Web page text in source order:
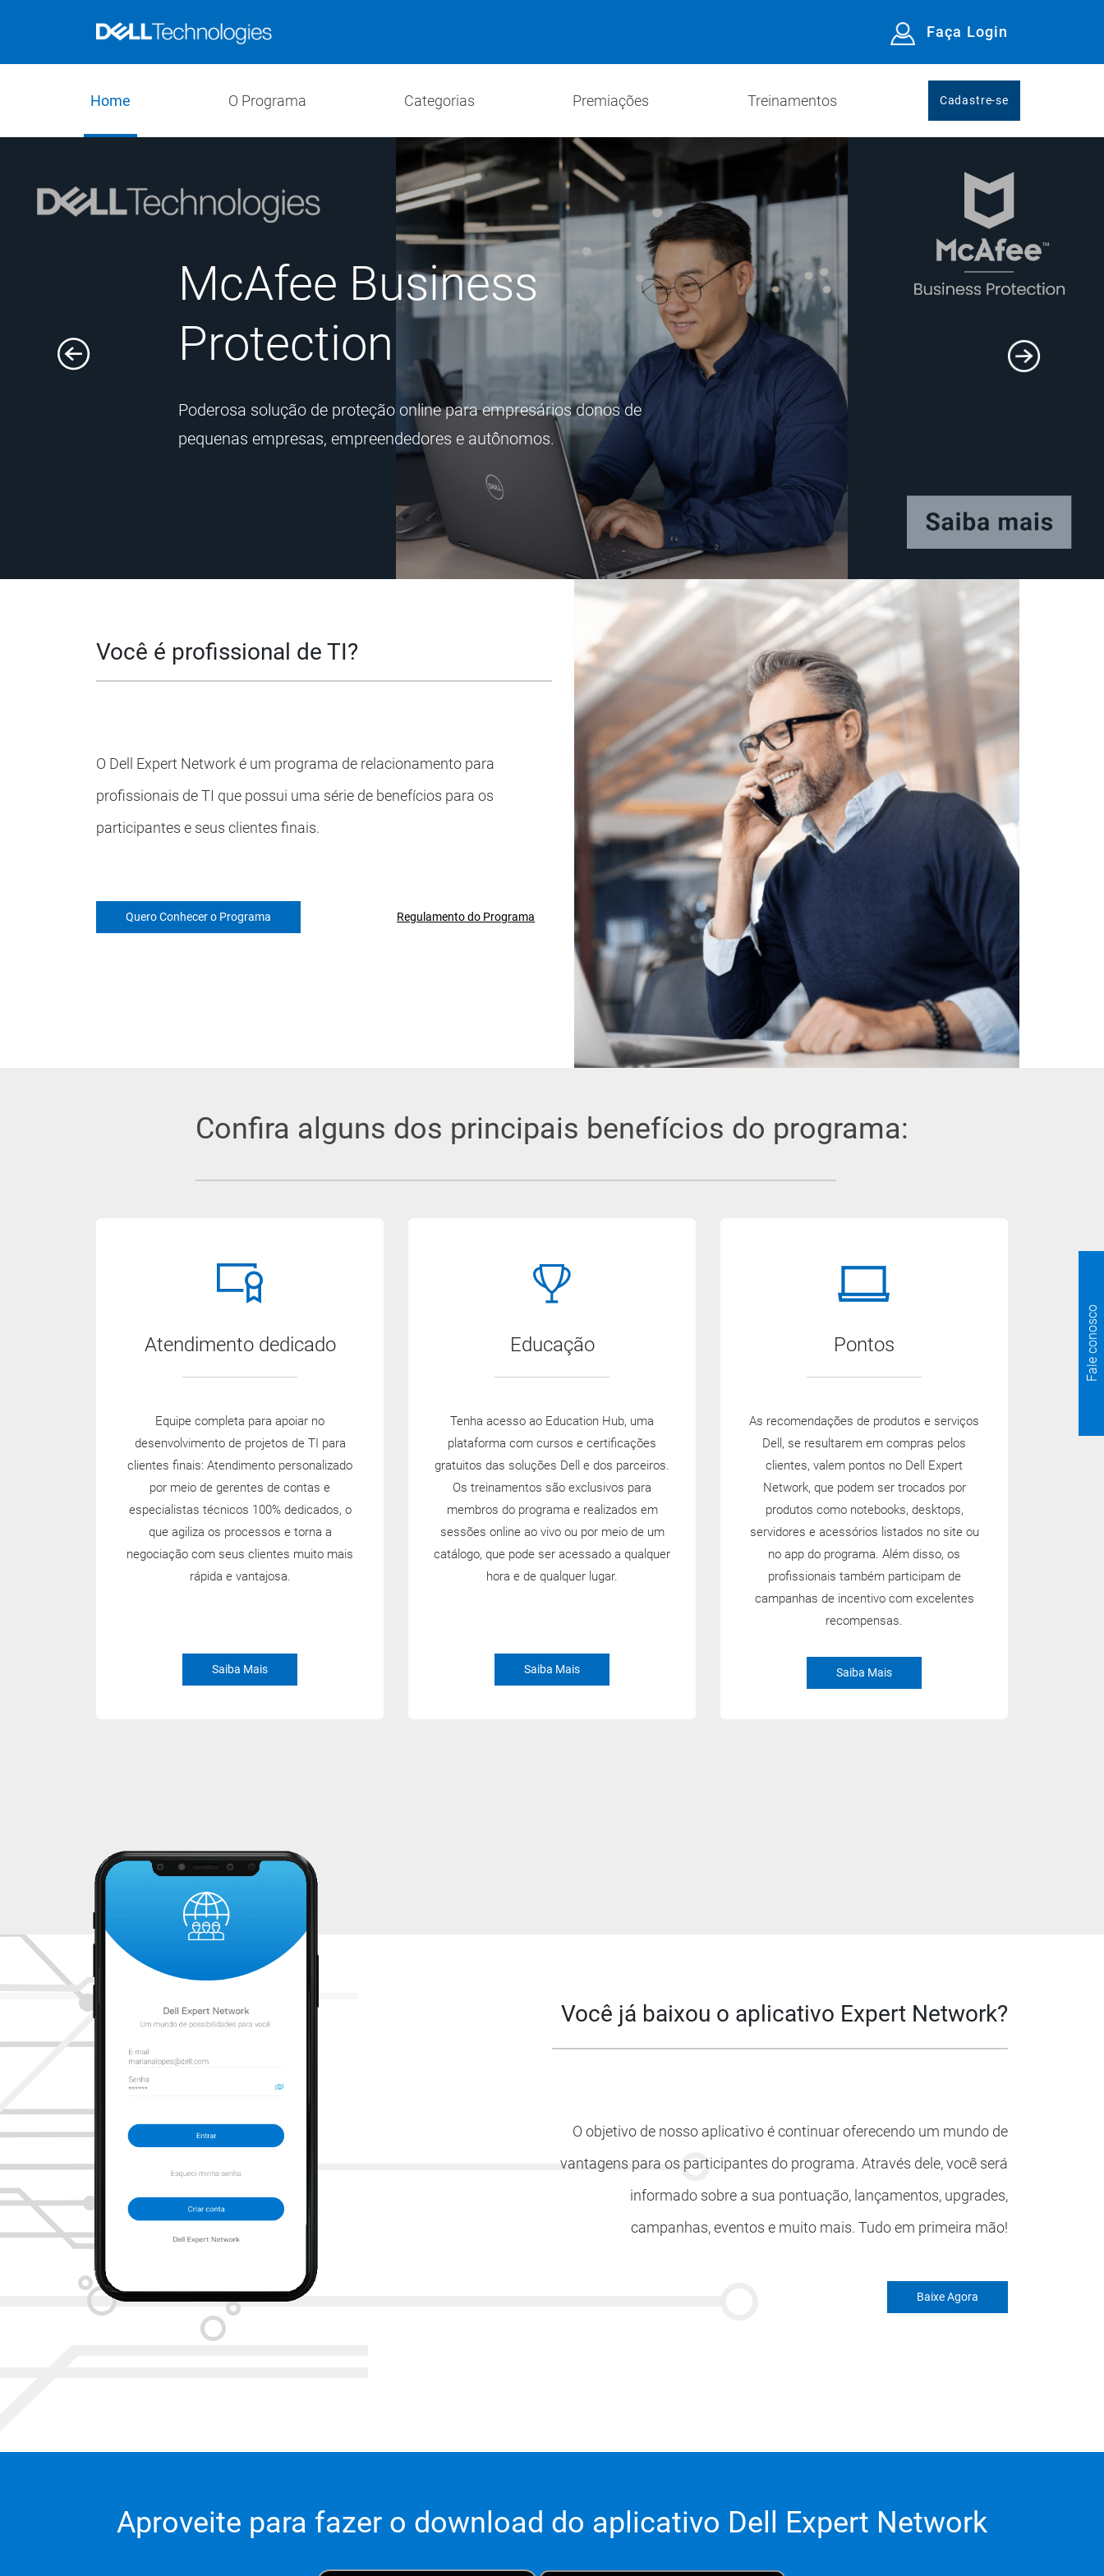
Faça Login
Home O Programa Categorias Premiações Treinamentos Cadastre-se
Fale conosco
McAfee Business
Protection
Poderosa solução de proteção online para empresários donos de
pequenas empresas, empreendedores e autônomos.
Você é profissional de TI?
O Dell Expert Network é um programa de relacionamento para
profissionais de TI que possui uma série de benefícios para os
participantes e seus clientes finais.
Quero Conhecer o Programa Regulamento do Programa
Confira alguns dos principais benefícios do programa:
Atendimento dedicado
Equipe completa para apoiar no
desenvolvimento de projetos de TI para
clientes finais: Atendimento personalizado
por meio de gerentes de contas e
especialistas técnicos 100% dedicados, o
que agiliza os processos e torna a
negociação com seus clientes muito mais
rápida e vantajosa.
Saiba Mais
Educação
Tenha acesso ao Education Hub, uma
plataforma com cursos e certificações
gratuitos das soluções Dell e dos parceiros.
Os treinamentos são exclusivos para
membros do programa e realizados em
sessões online ao vivo ou por meio de um
catálogo, que pode ser acessado a qualquer
hora e de qualquer lugar.
Saiba Mais
Pontos
As recomendações de produtos e serviços
Dell, se resultarem em compras pelos
clientes, valem pontos no Dell Expert
Network, que podem ser trocados por
produtos como notebooks, desktops,
servidores e acessórios listados no site ou
no app do programa. Além disso, os
profissionais também participam de
campanhas de incentivo com excelentes
recompensas.
Saiba Mais
Você já baixou o aplicativo Expert Network?
O objetivo de nosso aplicativo é continuar oferecendo um mundo de
vantagens para os participantes do programa. Através dele, você será
informado sobre a sua pontuação, lançamentos, upgrades,
campanhas, eventos e muito mais. Tudo em primeira mão!
Baixe Agora
Aproveite para fazer o download do aplicativo Dell Expert Network